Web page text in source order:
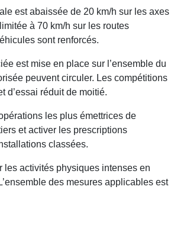
est abaissée de 20 km/h sur les axes
à 70 km/h sur les routes
sont renforcés.
est mise en place sur l’ensemble du
peuvent circuler. Les compétitions
d’essai réduit de moitié.
les plus émettrices de
et activer les prescriptions
classées.
les activités physiques intenses en
des mesures applicables est